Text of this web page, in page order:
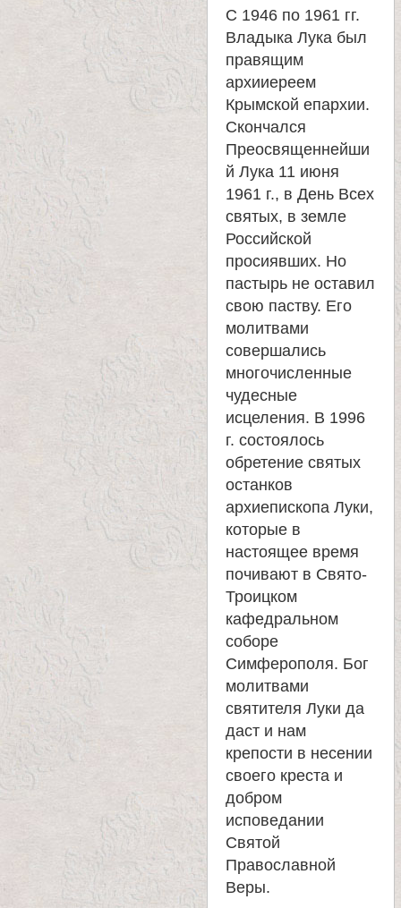
С 1946 по 1961 гг.
Владыка Лука был
правящим
архииереем
Крымской епархии.
Скончался
Преосвященнейши
й Лука 11 июня
1961 г., в День Всех
святых, в земле
Российской
просиявших. Но
пастырь не оставил
свою паству. Его
молитвами
совершались
многочисленные
чудесные
исцеления. В 1996
г. состоялось
обретение святых
останков
архиепископа Луки,
которые в
настоящее время
почивают в Свято-
Троицком
кафедральном
соборе
Симферополя. Бог
молитвами
святителя Луки да
даст и нам
крепости в несении
своего креста и
добром
исповедании
Святой
Православной
Веры.